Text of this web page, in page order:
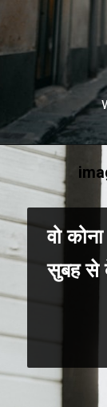
वो
सुबह से